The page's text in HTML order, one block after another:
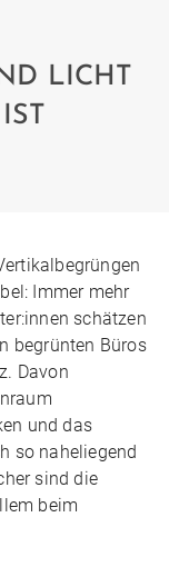
LICHT
Immer mehr
schätzen
begrünten Büros
Davon
und das
so naheliegend
sind die
beim